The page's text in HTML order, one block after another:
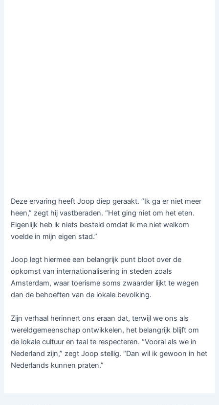
Deze ervaring heeft Joop diep geraakt. “Ik ga er niet meer
heen,” zegt hij vastberaden. “Het ging niet om het eten.
Eigenlijk heb ik niets besteld omdat ik me niet welkom
voelde in mijn eigen stad.”
Joop legt hiermee een belangrijk punt bloot over de
opkomst van internationalisering in steden zoals
Amsterdam, waar toerisme soms zwaarder lijkt te wegen
dan de behoeften van de lokale bevolking.
Zijn verhaal herinnert ons eraan dat, terwijl we ons als
wereldgemeenschap ontwikkelen, het belangrijk blijft om
de lokale cultuur en taal te respecteren. “Vooral als we in
Nederland zijn,” zegt Joop stellig. “Dan wil ik gewoon in het
Nederlands kunnen praten.”